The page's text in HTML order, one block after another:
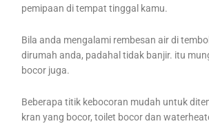
pemipaan di tempat tinggal kamu.
Bila anda mengalami rembesan air di
dirumah anda, padahal tidak banjir. itu
bocor juga.
Beberapa titik kebocoran mudah untuk
kran yang bocor, toilet bocor dan